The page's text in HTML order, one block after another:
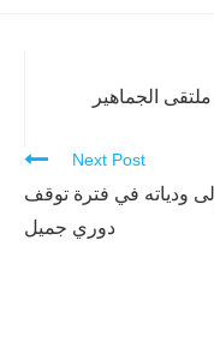
الجماهير
Next Post
ودياته في فترة توقف
دوري جميل